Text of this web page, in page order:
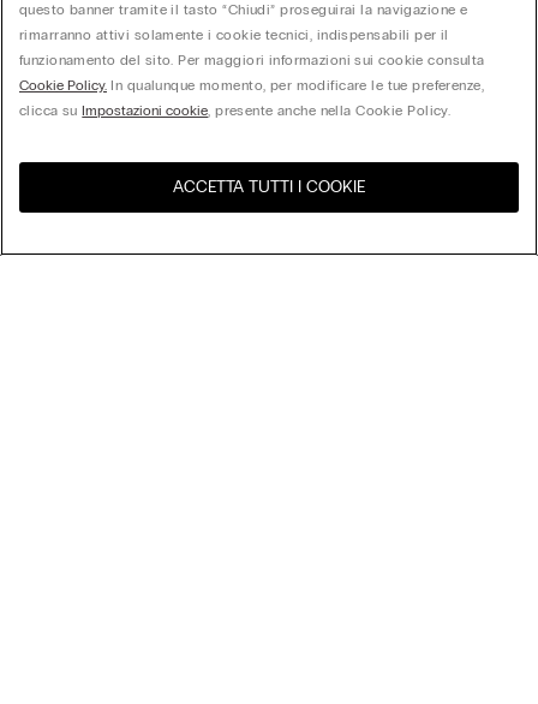
Visita l'e-store del tuo paese United States
questo banner tramite il tasto “Chiudi” proseguirai la navigazione e
rimarranno attivi solamente i cookie tecnici, indispensabili per il
funzionamento del sito. Per maggiori informazioni sui cookie consulta
Cookie Policy. In qualunque momento, per modificare le tue preferenze,
clicca suImpostazioni cookie, presente anche nella Cookie Policy.
ACCETTA TUTTI I COOKIE